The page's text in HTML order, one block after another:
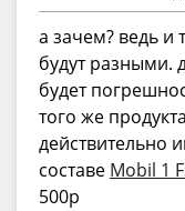
а зачем? ведь и
будут разными.
будет
того же
действительно
составе Mobil 1
500р